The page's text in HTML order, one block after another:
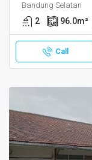
Bandung Selatan
2 96.0m²
Call